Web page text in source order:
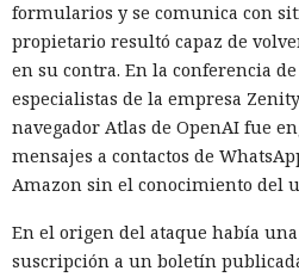
formularios y se comunica con
propietario resultó capaz de
en su contra. En la conferencia
especialistas de la empresa
navegador Atlas de OpenAI fue
mensajes a contactos de
Amazon sin el conocimiento del
En el origen del ataque había
suscripción a un boletín